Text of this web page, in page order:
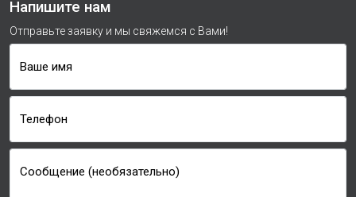
Напишите нам
Отправьте заявку и мы свяжемся с Вами!
Ваше имя
Телефон
Сообщение (необязательно)